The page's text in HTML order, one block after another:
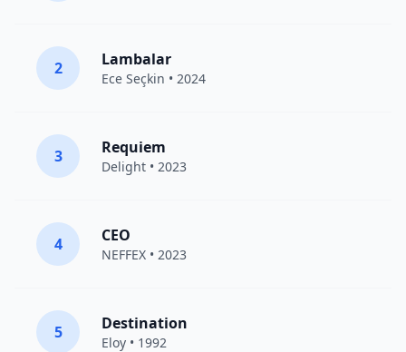
2 Lambalar
Ece Seçkin • 2024
3 Requiem
Delight • 2023
4 CEO
NEFFEX • 2023
5 Destination
Eloy • 1992